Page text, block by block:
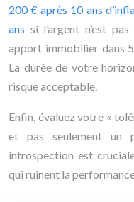
200 € après 10 ans
ans si l’argent n’est
apport immobilier dans
La durée de votre
risque acceptable.
Enfin, évaluez votre «
et pas seulement un
introspection est
qui ruinent la